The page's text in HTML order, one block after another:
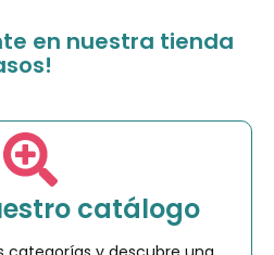
en nuestra tienda
catálogo